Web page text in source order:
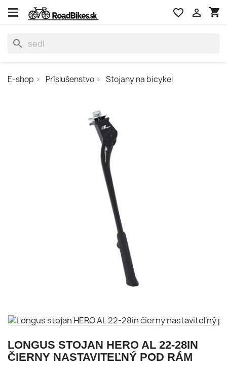
shopping_cart

favorite_border
search
E-shop Príslušenstvo Stojany na bicykel
LONGUS STOJAN HERO AL 22-28IN
ČIERNY NASTAVITEĽNÝ POD RÁM